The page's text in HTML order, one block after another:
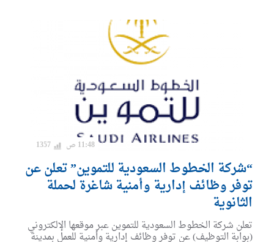
11:48 ص 1357
“شركة الخطوط السعودية للتموين” تعلن عن
توفر وظائف إدارية وأمنية شاغرة لحملة
الثانوية
تعلن شركة الخطوط السعودية للتموين عبر موقعها الإلكتروني
(بوابة التوظيف) عن توفر وظائف إدارية وأمنية للعمل بمدينة